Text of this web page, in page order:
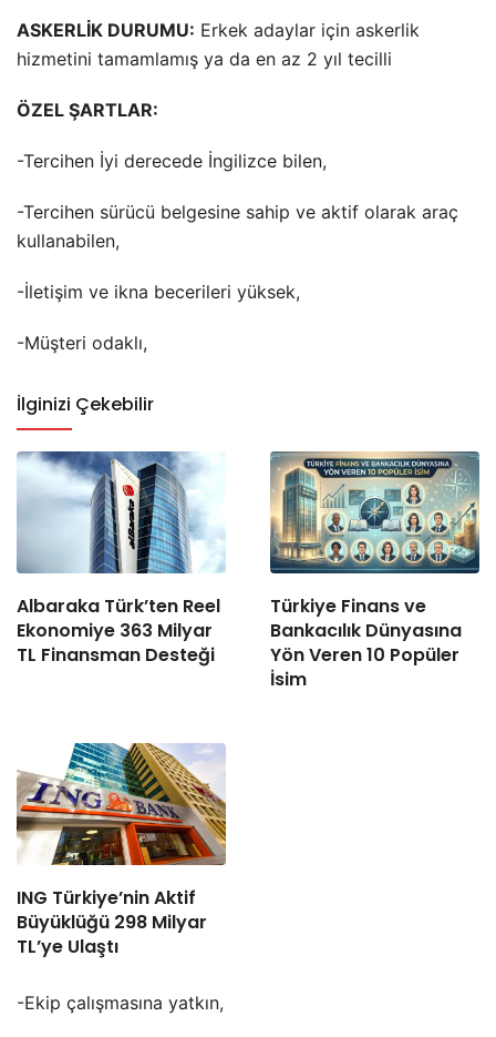
ASKERLİK DURUMU: Erkek adaylar için askerlik
hizmetini tamamlamış ya da en az 2 yıl tecilli
ÖZEL ŞARTLAR:
-Tercihen İyi derecede İngilizce bilen,
-Tercihen sürücü belgesine sahip ve aktif olarak araç
kullanabilen,
-İletişim ve ikna becerileri yüksek,
-Müşteri odaklı,
İlginizi Çekebilir
Albaraka Türk’ten Reel
Ekonomiye 363 Milyar
TL Finansman Desteği
Türkiye Finans ve
Bankacılık Dünyasına
Yön Veren 10 Popüler
İsim
ING Türkiye’nin Aktif
Büyüklüğü 298 Milyar
TL’ye Ulaştı
-Ekip çalışmasına yatkın,